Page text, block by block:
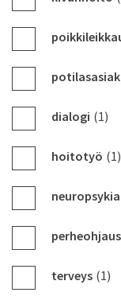
dialogi (1)
hoitotyö (1)
perheohjaus
terveys (1)